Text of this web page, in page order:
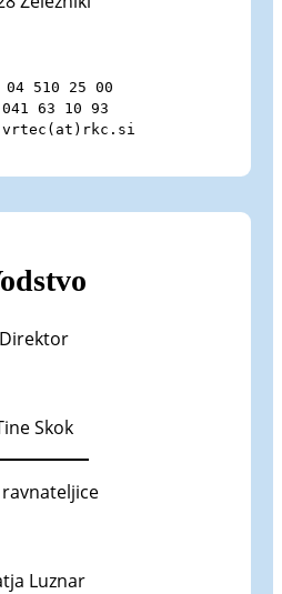
510 25 00
041 63 10 93
Direktor
Skok
Luznar